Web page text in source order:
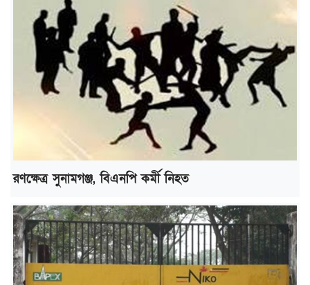
রণক্ষেত্র সুনামগঞ্জ, বিএনপি কর্মী নিহত